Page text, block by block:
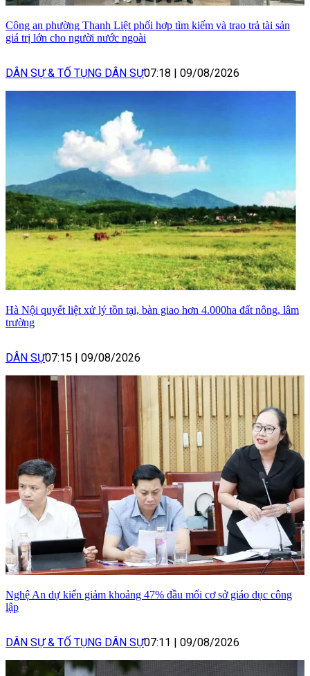
Công an phường Thanh Liệt phối hợp tìm kiếm và trao trả tài sản
giá trị lớn cho người nước ngoài
DÂN SỰ & TỐ TỤNG DÂN SỰ07:18 09/08/2026
Hà Nội quyết liệt xử lý tồn tại, bàn giao hơn 4.000ha đất nông, lâm
trường
DÂN SỰ07:15 09/08/2026
Nghệ An dự kiến giảm khoảng 47% đầu mối cơ sở giáo dục công
lập
DÂN SỰ & TỐ TỤNG DÂN SỰ07:11 09/08/2026